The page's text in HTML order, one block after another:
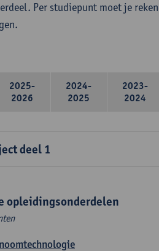
Per studiepunt moet je
2025-
2026
2024-
2025
2023-
2024
deel 1
opleidingsonderdelen